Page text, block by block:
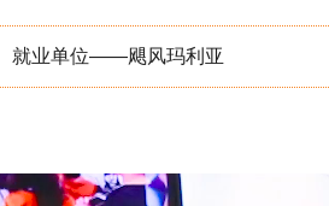
就业单位——飓风玛利亚